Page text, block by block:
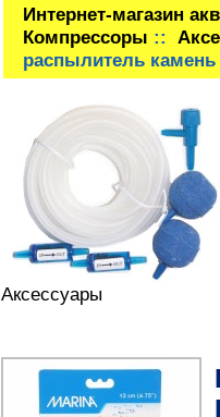
Интернет-магазин
Компрессоры ::
распылитель
Аксессуары